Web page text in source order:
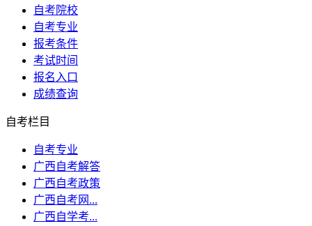
自考院校
自考专业
报考条件
考试时间
报名入口
成绩查询
自考栏目
自考专业
广西自考解答
广西自考政策
广西自考网...
广西自学考...